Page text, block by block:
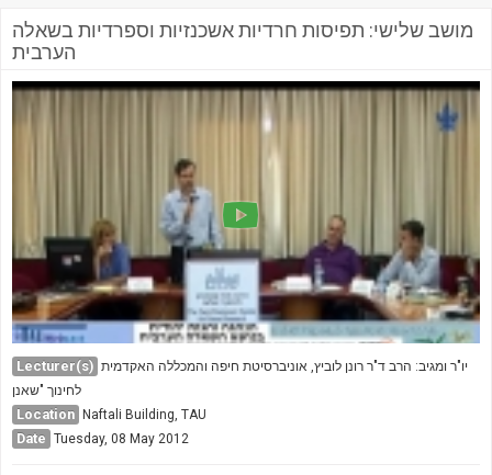
מושב שלישי: תפיסות חרדיות אשכנזיות וספרדיות בשאלה
הערבית
Lecturer(s) יו"ר ומגיב: הרב ד"ר רונן לוביץ, אוניברסיטת חיפה והמכללה האקדמית
לחינוך "שאנן
Location Naftali Building, TAU
Date Tuesday, 08 May 2012